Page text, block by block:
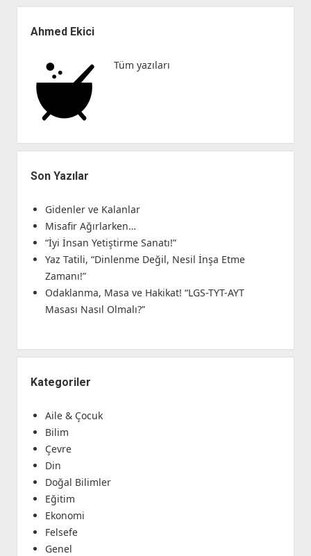
Barzani
Menü
Ahmed Ekici
Tüm yazıları
Son Yazılar
Gidenler ve Kalanlar
Misafir Ağırlarken…
“İyi İnsan Yetiştirme Sanatı!”
Yaz Tatili, “Dinlenme Değil, Nesil İnşa Etme
Zamanı!”
Odaklanma, Masa ve Hakikat! “LGS-TYT-AYT
Masası Nasıl Olmalı?”
Kategoriler
Aile & Çocuk
Bilim
Çevre
Din
Doğal Bilimler
Eğitim
Ekonomi
Felsefe
Genel